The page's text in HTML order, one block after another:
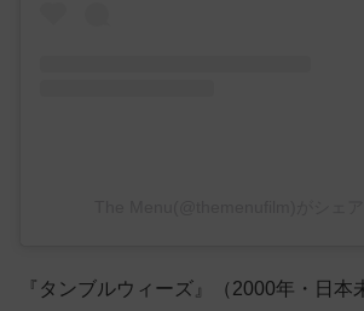
『タンブルウィーズ』（2000年・日本